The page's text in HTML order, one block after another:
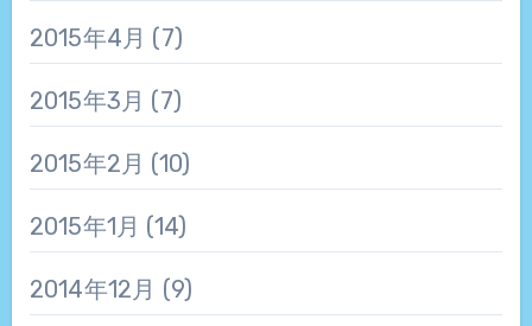
2015年4月 (7)
2015年3月 (7)
2015年2月 (10)
2015年1月 (14)
2014年12月 (9)